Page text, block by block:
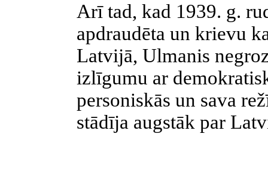
Arī tad, kad 1939. g.
apdraudēta un krievu
Latvijā, Ulmanis
izlīgumu ar
personiskās un sava
stādīja augstāk par